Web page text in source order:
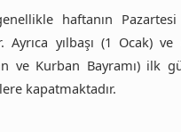
haftanın
Ayrıca yılbaşı (1 Ocak)
ve Kurban Bayramı) ilk
kapatmaktadır.